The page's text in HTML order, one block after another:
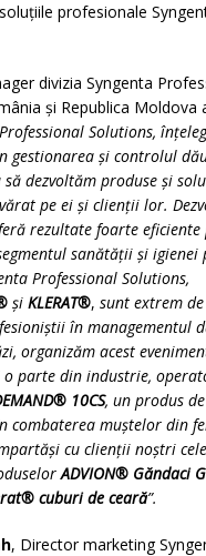
profesionale
divizia Syngenta
și Republica Moldova
Solutions,
gestionarea și controlul
dezvoltăm produse și
pe ei și clienții lor.
rezultate foarte
sanătății și igienei
Professional Solutions,
și KLERAT®, sunt extrem
în managementul
organizăm acest
o parte din industrie,
10CS, un produs
combaterea muștelor din
cu clienții noștri
ADVION® Găndaci
cuburi de ceară”.
, Director marketing